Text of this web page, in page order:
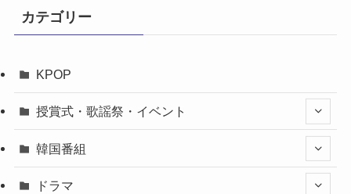
カテゴリー
KPOP
授賞式・歌謡祭・イベント
韓国番組
ドラマ